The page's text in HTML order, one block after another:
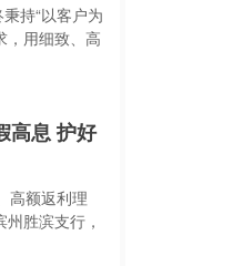
持“以客户为
，用细致、高
高息 护好
高额返利理
胜滨支行，